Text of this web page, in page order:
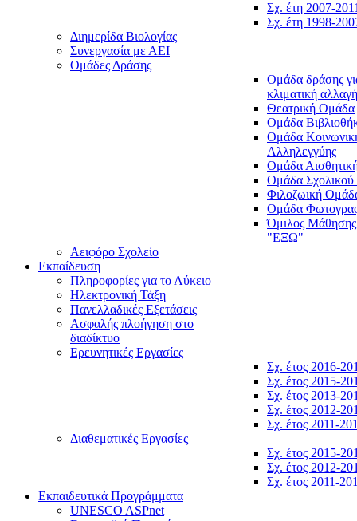
Σχ. έτη 2007-
Σχ. έτη 1998-
Διημερίδα Βιολογίας
Συνεργασία με ΑΕΙ
Ομάδες Δράσης
Ομάδα δράσης
κλιματική αλλαγή
Θεατρική Ομάδα
Ομάδα
Ομάδα
Αλληλεγγύης
Ομάδα
Ομάδα
Φιλοζωική
Ομάδα
Όμιλος Μάθησης
"ΕΞΩ"
Αειφόρο Σχολείο
Εκπαίδευση
Πληροφορίες για το Λύκειο
Ηλεκτρονική Τάξη
Πανελλαδικές Εξετάσεις
Ασφαλής πλοήγηση στο
διαδίκτυο
Ερευνητικές Εργασίες
Σχ. έτος 2016-
Σχ. έτος 2015-
Σχ. έτος 2013-
Σχ. έτος 2012-
Σχ. έτος 2011-
Διαθεματικές Εργασίες
Σχ. έτος 2015-
Σχ. έτος 2012-
Σχ. έτος 2011-
Εκπαιδευτικά Προγράμματα
UNESCO ASPnet